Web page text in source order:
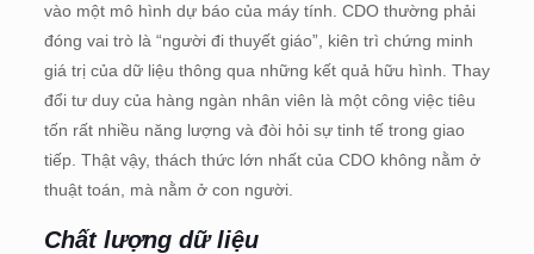
vào một mô hình dự báo của máy tính. CDO thường phải
đóng vai trò là “người đi thuyết giáo”, kiên trì chứng minh
giá trị của dữ liệu thông qua những kết quả hữu hình. Thay
đổi tư duy của hàng ngàn nhân viên là một công việc tiêu
tốn rất nhiều năng lượng và đòi hỏi sự tinh tế trong giao
tiếp. Thật vậy, thách thức lớn nhất của CDO không nằm ở
thuật toán, mà nằm ở con người.
Chất lượng dữ liệu